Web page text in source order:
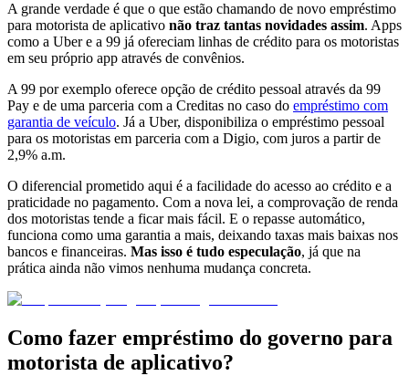
A grande verdade é que o que estão chamando de novo empréstimo
para motorista de aplicativo não traz tantas novidades assim. Apps
como a Uber e a 99 já ofereciam linhas de crédito para os motoristas
em seu próprio app através de convênios.
A 99 por exemplo oferece opção de crédito pessoal através da 99
Pay e de uma parceria com a Creditas no caso do empréstimo com
garantia de veículo. Já a Uber, disponibiliza o empréstimo pessoal
para os motoristas em parceria com a Digio, com juros a partir de
2,9% a.m.
O diferencial prometido aqui é a facilidade do acesso ao crédito e a
praticidade no pagamento. Com a nova lei, a comprovação de renda
dos motoristas tende a ficar mais fácil. E o repasse automático,
funciona como uma garantia a mais, deixando taxas mais baixas nos
bancos e financeiras. Mas isso é tudo especulação, já que na
prática ainda não vimos nenhuma mudança concreta.
Como fazer empréstimo do governo para
motorista de aplicativo?